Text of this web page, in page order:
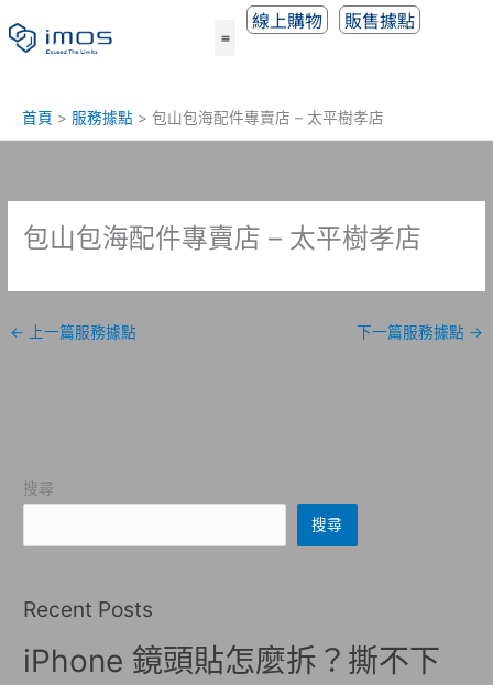
至
線上購物 販售據點
首頁 服務據點 包山包海配件專賣店 – 太平樹孝店
包山包海配件專賣店 – 太平樹孝店
← 上一篇服務據點 下一篇服務據點 →
搜尋
搜尋
Recent Posts
iPhone 鏡頭貼怎麼拆？撕不下